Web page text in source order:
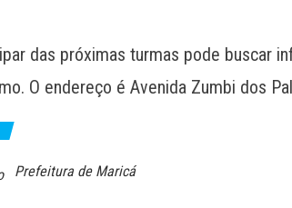
das próximas turmas pode buscar
O endereço é Avenida Zumbi dos
Prefeitura de Maricá